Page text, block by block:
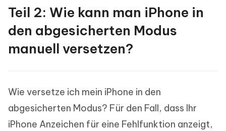
Teil 2: Wie kann man iPhone in
den abgesicherten Modus
manuell versetzen?
Wie versetze ich mein iPhone in den
abgesicherten Modus? Für den Fall, dass Ihr
iPhone Anzeichen für eine Fehlfunktion anzeigt,